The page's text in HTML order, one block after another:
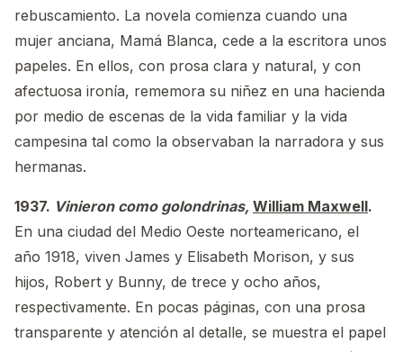
rebuscamiento. La novela comienza cuando una
mujer anciana, Mamá Blanca, cede a la escritora unos
papeles. En ellos, con prosa clara y natural, y con
afectuosa ironía, rememora su niñez en una hacienda
por medio de escenas de la vida familiar y la vida
campesina tal como la observaban la narradora y sus
hermanas.
1937. Vinieron como golondrinas, William Maxwell.
En una ciudad del Medio Oeste norteamericano, el
año 1918, viven James y Elisabeth Morison, y sus
hijos, Robert y Bunny, de trece y ocho años,
respectivamente. En pocas páginas, con una prosa
transparente y atención al detalle, se muestra el papel